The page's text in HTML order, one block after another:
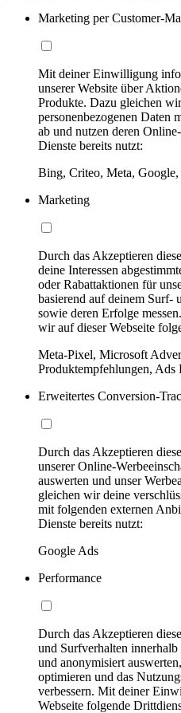
Marketing per Customer-
Mit deiner Einwilligung
unserer Website über
Produkte. Dazu gleichen
personenbezogenen Daten
ab und nutzen deren
Dienste bereits nutzt:
Bing, Criteo, Meta,
Marketing
Durch das Akzeptieren
deine Interessen
oder Rabattaktionen für
basierend auf deinem Surf-
sowie deren Erfolge
wir auf dieser Webseite
Meta-Pixel, Microsoft
Produktempfehlungen, Ads
Erweitertes Conversion-
Durch das Akzeptieren
unserer Online-
auswerten und unser
gleichen wir deine
mit folgenden externen
Dienste bereits nutzt:
Google Ads
Performance
Durch das Akzeptieren
und Surfverhalten
und anonymisiert
optimieren und das
verbessern. Mit deiner
Webseite folgende